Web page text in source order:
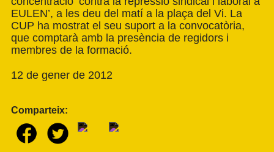
EULEN’, a les deu del matí a la plaça del Vi. La
CUP ha mostrat el seu suport a la convocatòria,
que comptarà amb la presència de regidors i
membres de la formació.
12 de gener de 2012
Comparteix: